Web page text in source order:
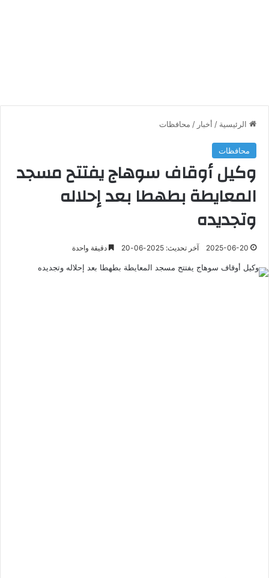
الرئيسية / أخبار / محافظات
محافظات
وكيل أوقاف سوهاج يفتتح مسجد
المعايطة بطهطا بعد إحلاله
وتجديده
2025-06-20 آخر تحديث: 2025-06-20 دقيقة واحدة